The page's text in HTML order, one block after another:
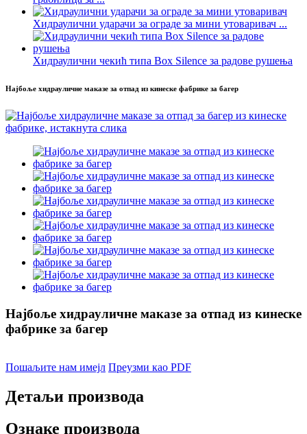
Хидраулични ударачи за ограде за мини утоваривач ...
Хидраулични чекић типа Box Silence за радове рушења
Најбоље хидрауличне маказе за отпад из кинеске фабрике за багер
Најбоље хидрауличне маказе за отпад из кинеске
фабрике за багер
Пошаљите нам имејл Преузми као PDF
Детаљи производа
Ознаке производа